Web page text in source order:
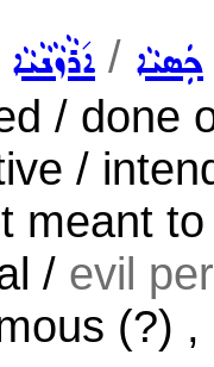
ܐ݇ܪܵܙܵܢܵܝܵܐ / ܟܲܣܝܵܐ
/ done
/
meant
/ evil
(?)